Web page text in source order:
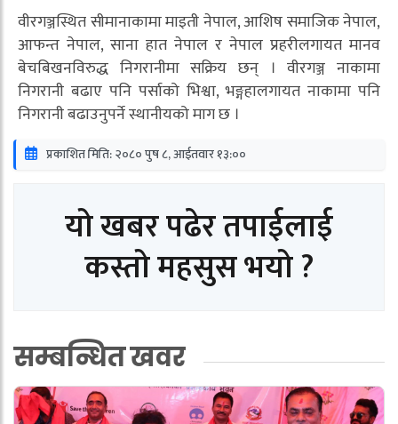
वीरगञ्जस्थित सीमानाकामा माइती नेपाल, आशिष समाजिक नेपाल,
आफन्त नेपाल, साना हात नेपाल र नेपाल प्रहरीलगायत मानव
बेचबिखनविरुद्ध निगरानीमा सक्रिय छन् । वीरगञ्ज नाकामा
निगरानी बढाए पनि पर्साको भिश्वा, भङ्गहालगायत नाकामा पनि
निगरानी बढाउनुपर्ने स्थानीयको माग छ ।
प्रकाशित मिति: २०८० पुष ८, आईतवार १३:००
यो खबर पढेर तपाईलाई
कस्तो महसुस भयो ?
सम्बन्धित खवर